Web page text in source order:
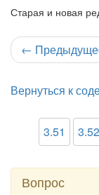
Старая и новая
←
Вернуться к
3.51 3.52
Вопрос